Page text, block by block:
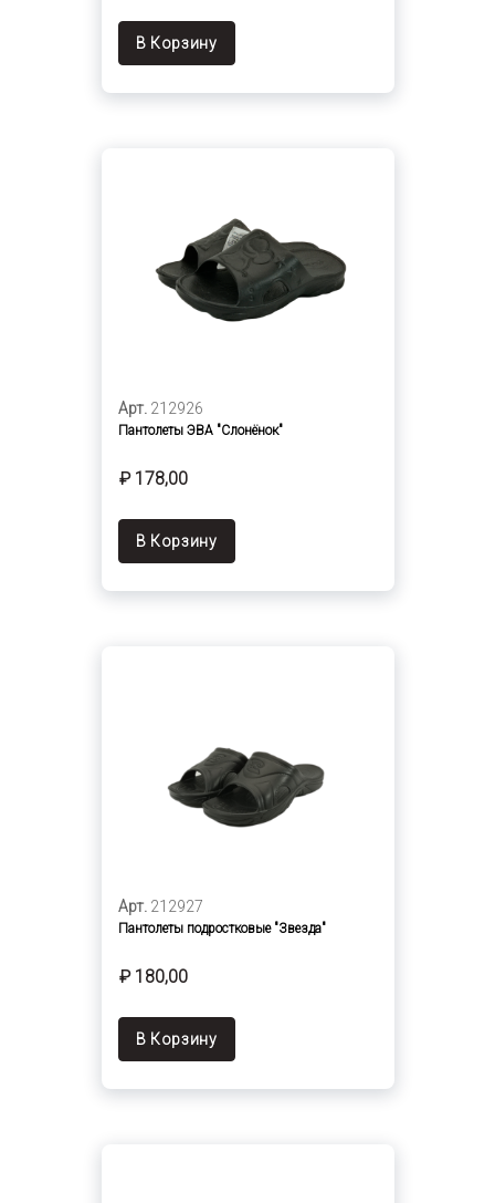
В Корзину
Арт. 212926
Пантолеты ЭВА "Слонёнок"
₽ 178,00
В Корзину
Арт. 212927
Пантолеты подростковые "Звезда"
₽ 180,00
В Корзину